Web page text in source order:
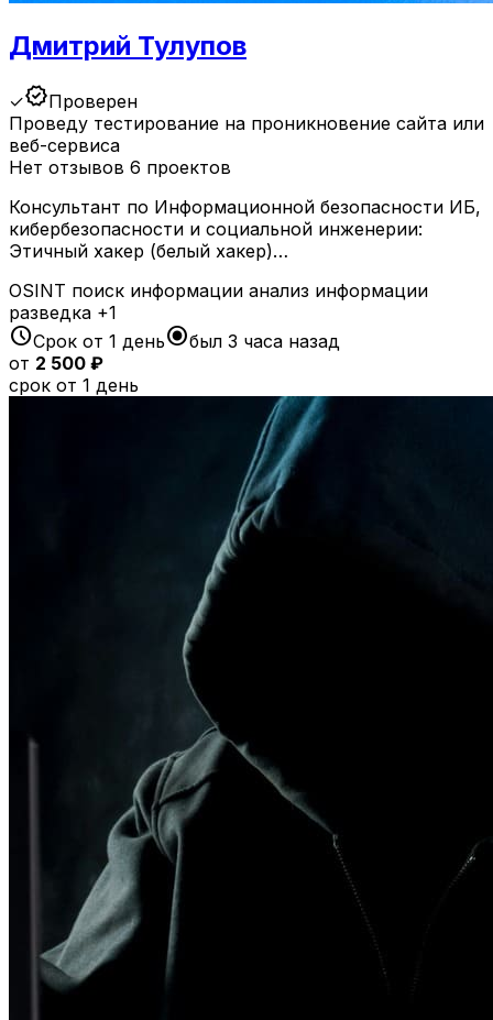
Дмитрий Тулупов
✓verifiedПроверен
Проведу тестирование на проникновение сайта или
веб-сервиса
Нет отзывов 6 проектов
Консультант по Информационной безопасности ИБ,
кибербезопасности и социальной инженерии:
Этичный хакер (белый хакер)…
OSINT поиск информации анализ информации
разведка +1
scheduleСрок от 1 деньradio_button_checkedбыл 3 часа назад
от 2 500 ₽
срок от 1 день